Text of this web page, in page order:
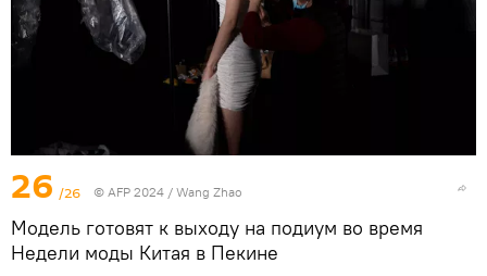
26 /26 © AFP 2024 / Wang Zhao
Модель готовят к выходу на подиум во время
Недели моды Китая в Пекине